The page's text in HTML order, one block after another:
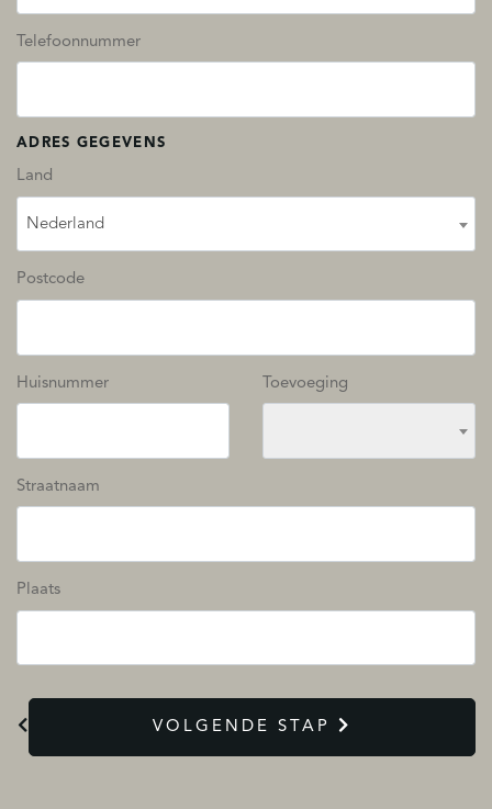
Telefoonnummer
ADRES GEGEVENS
Land
Nederland
Postcode
Huisnummer Toevoeging
Straatnaam
Plaats
VOLGENDE STAP